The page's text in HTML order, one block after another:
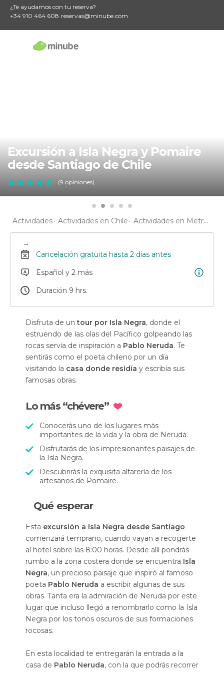
¿Te ayudamos con tu reserva?
+34 910 464 608 reservas@minube.com
Excursión a Isla Negra y Pomaire
desde Santiago de Chile
(9 opiniones)
Actividades Actividades en Chile Actividades en Metropolitana
Cancelación gratuita hasta 2 días antes
Español y 2 más
Duración 9 hrs.
Disfruta de untour por Isla Negra, donde el
estruendo de las olas del Pacífico golpeando las
rocas servía de inspiración a Pablo Neruda. Te
sentirás como el poeta chileno por un día
visitando la casa donde residía y escribía sus
famosas obras.
Lo más “chévere”
Conocerás uno de los lugares más
importantes de la vida y la obra de Neruda.
Disfrutarás de los impresionantes paisajes de
la Isla Negra.
Descubrirás la exquisita alfarería de los
artesanos de Pomaire.
Qué esperar
Esta excursión a Isla Negra desde Santiago
comenzará temprano, cuando vayan a recogerte
al hotel sobre las 8:00 horas. Desde allí pondrás
rumbo a la zona costera donde se encuentra Isla
Negra, un precioso paisaje que inspiró al famoso
poeta Pablo Neruda a escribir algunas de sus
obras. Tanta era la admiración de Neruda por este
lugar que incluso llegó a renombrarlo como la Isla
Negra por los tonos oscuros de sus formaciones
rocosas.
En esta localidad te entregarán la entrada a la
casa de Pablo Neruda, con la que podrás recorrer